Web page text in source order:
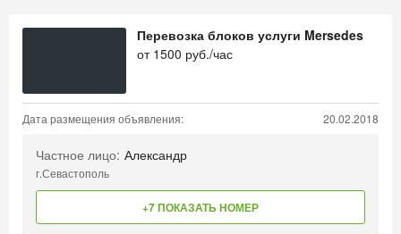
Перевозка блоков услуги Mersedes
от 1500 руб./час
Дата размещения объявления: 20.02.2018
Частное лицо: Александр
г.Севастополь
+7 ПОКАЗАТЬ НОМЕР